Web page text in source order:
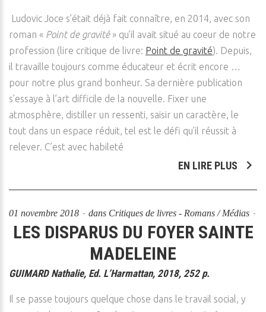
Ludovic Joce s’était déjà fait connaître, en 2014, avec son
roman « Point de gravité» qu’il avait situé au coeur de notre
profession (lire critique de livre: Point de gravité). Depuis,
il travaille toujours comme éducateur et écrit encore …
pour notre plus grand bonheur. Sa dernière publication
s’essaye à l’art difficile de la nouvelle. Fixer une
atmosphère, distiller un ressenti, saisir un caractère, le
tout dans un espace réduit, tel est le défi qu’il réussit à
relever. C’est avec habileté
EN LIRE PLUS
01 novembre 2018 dans Critiques de livres - Romans / Médias
LES DISPARUS DU FOYER SAINTE
MADELEINE
GUIMARD Nathalie, Ed. L’Harmattan, 2018, 252 p.
Il se passe toujours quelque chose dans le travail social, y